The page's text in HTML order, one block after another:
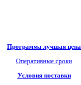
Программа лучшая цена
Оперативные сроки
Условия поставки